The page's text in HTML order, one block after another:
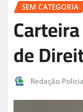
SEM CATEGORIA
de
Redação